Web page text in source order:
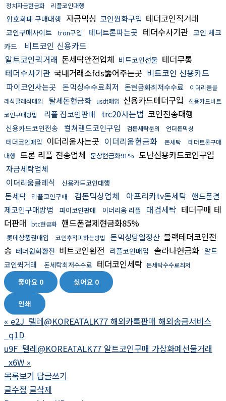
정치자금현금화 리플코인대행
암호화폐 구매대행 자금믹싱 코인원화구입 테더코인직거래
코인구매사이트 tron구입 테더트론파는곳 테더수사기관 코인 체크
카드
비트코인 신용카드
알트코인퀵거래 돈세탁안전업체 비트코인선물 테더무통
테더수사기관 국내거래소fds뚫어주는곳 비트코인 신용카드
파이코인사는곳 돈믹싱수수료최저 돈현금화최저수수료
이더리움클
레식클레식매입
탈세돈현금화 usdt매입 신용카드테더구입
신용카드비트
코인구매방법
리플 잡코인판매 trc20사는법 코인전송대행
신용카드코인전송 컬쳐랜드코인구입 검돈세탁문의 언더돈믹싱
테더코인매입 이더리움사는곳 이더리움현금화 돈세탁
테더트론구매
대행
트론 리플 전송업체 문상현금화91% 도난신용카드코인구입
자금세탁업체
이더리움클레식
신용카드코인대행
돈세탁 리플코인구매 검돈믹싱업체 아프리카tv돈세탁 핸드폰결
제코인구매방법
파이코인판매 이더리움 리플 대검세탁 테더구매 테
더판매
btc현금화 핸드폰결제현금화85%
롯데상품권매입 코인추적피하는방법 돈믹싱당일정산 블랙테더코인전
송 테더원화환전 비트코인환전 리플코인매입 솔라나현금화 알트
코인퀵거래
돈세탁최저수수료 테더코인세탁 돈세탁수수료최저
좋아요 0 싫어요 0
인쇄
« e2J_텔레@KOREATALK77 해외카톡판매 해외송금서비스
_q1D
u9F_텔레@KOREATALK77 알트코인구매 가상화폐선물거래
_x6W »
목록보기 답글쓰기
글수정 글삭제